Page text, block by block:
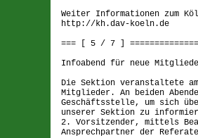
Weiter Informationen zum
http://kh.dav-koeln.de
=== [ 5 / 7 ]
Infoabend für neue
Die Sektion veranstaltete
Mitglieder. An beiden
Geschäftsstelle, um sich
unserer Sektion zu
2. Vorsitzender, mittels
Ansprechpartner der